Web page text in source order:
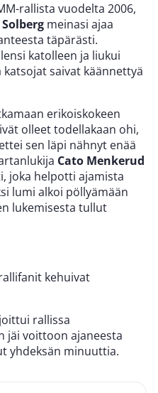
rallista vuodelta 2006,
meinasi ajaa
täpärästi.
katolleen ja liukui
saivat käännettyä
erikoiskokeen
olleet todellakaan ohi,
sen läpi nähnyt enää
Cato Menkerud
joka helpotti ajamista
lumi alkoi pöllyämään
lukemisesta tullut
kehuivat
rallissa
jäi voittoon ajaneesta
yhdeksän minuuttia.